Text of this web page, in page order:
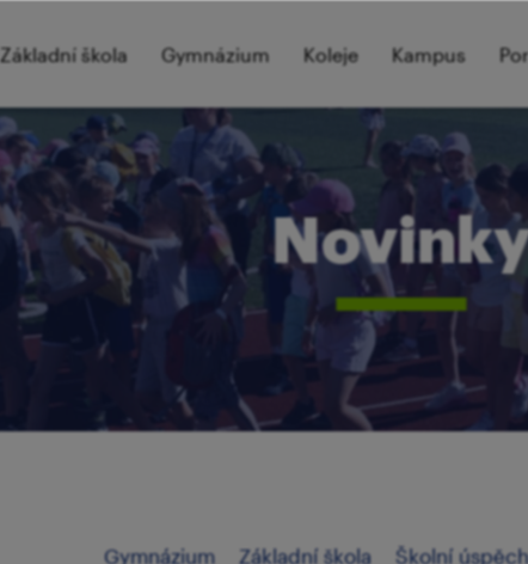
Základní škola Gymnázium Koleje Kampus
Gymnázium Základní škola Školní